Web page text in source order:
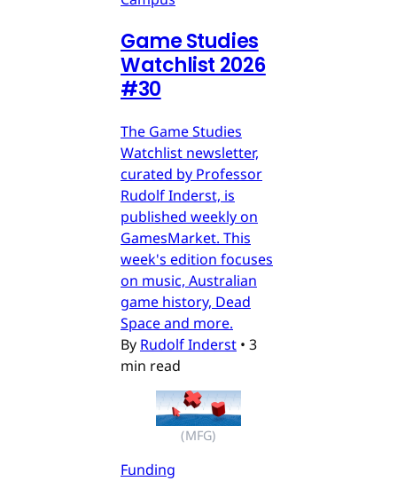
Game Studies
Watchlist 2026
#30
The Game Studies
Watchlist newsletter,
curated by Professor
Rudolf Inderst, is
published weekly on
GamesMarket. This
week's edition focuses
on music, Australian
game history, Dead
Space and more.
By Rudolf Inderst • 3
min read
(MFG)
Funding